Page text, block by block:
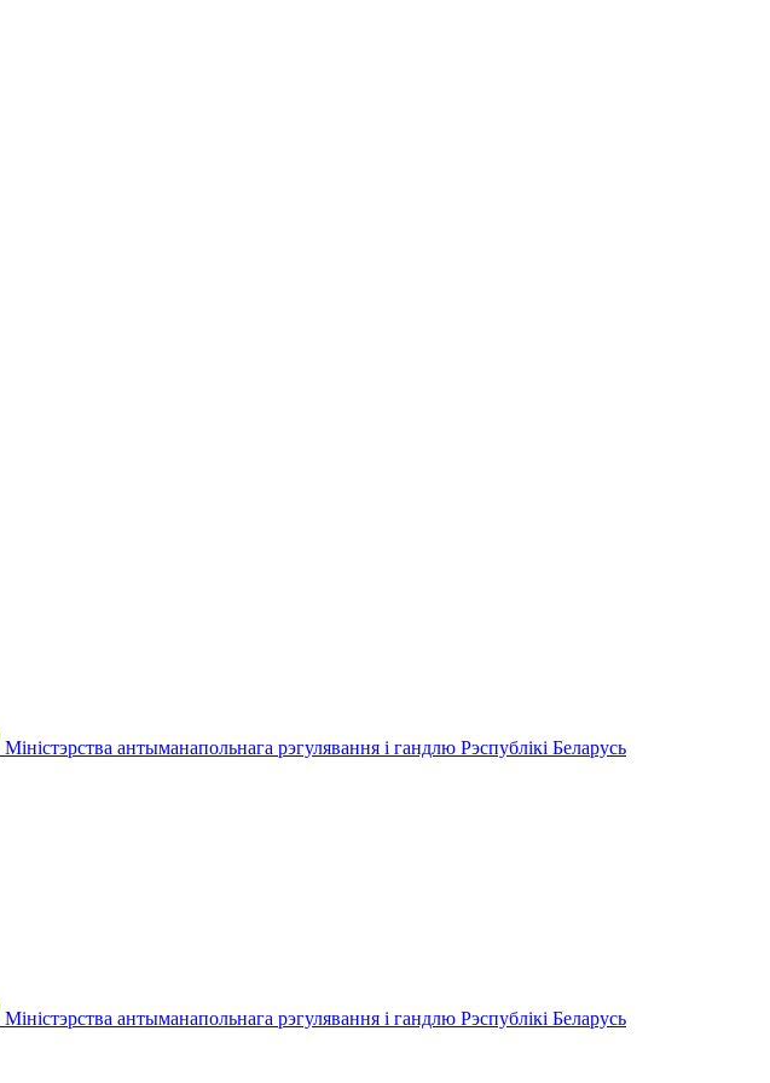
Міністэрства антыманапольнага рэгулявання і гандлю Рэспублiкi Беларусь
Міністэрства антыманапольнага рэгулявання і гандлю Рэспублiкi Беларусь